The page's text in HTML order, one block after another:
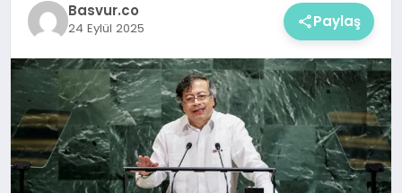
Basvur.co
24 Eylül 2025 Paylaş